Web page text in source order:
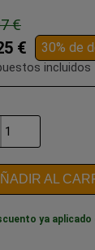
€
€ 30% de
incluidos
AL
ya